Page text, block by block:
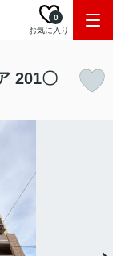
お気に入り
0
201〇